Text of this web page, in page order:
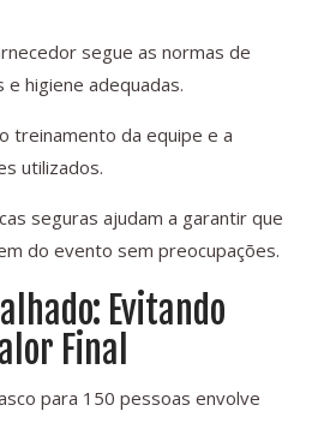
segue as normas de
e higiene adequadas.
treinamento da equipe e a
utilizados.
seguras ajudam a garantir que
do evento sem preocupações.
Evitando
Final
para 150 pessoas envolve